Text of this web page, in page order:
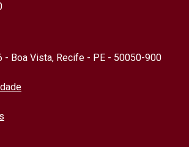
- Boa Vista, Recife - PE - 50050-900